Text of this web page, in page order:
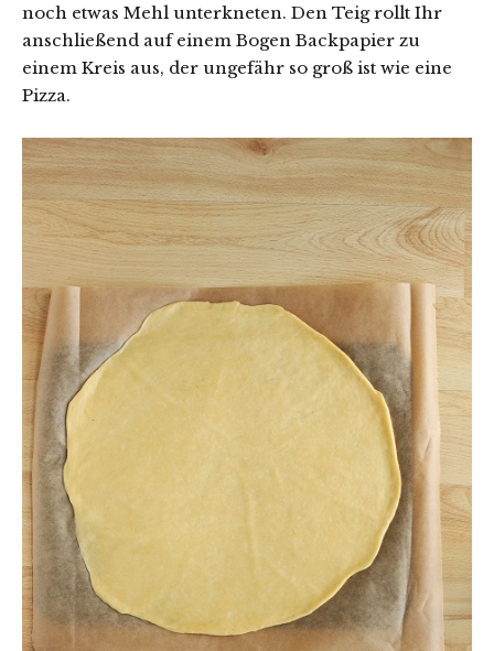
noch etwas Mehl unterkneten. Den Teig rollt Ihr
anschließend auf einem Bogen Backpapier zu
einem Kreis aus, der ungefähr so groß ist wie eine
Pizza.